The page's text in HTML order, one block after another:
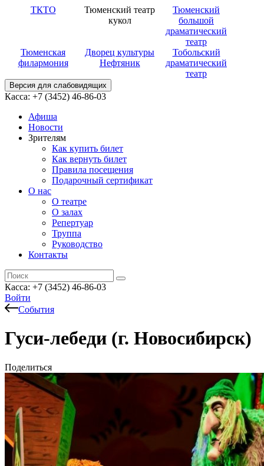
ТКТО
Тюменский театр
кукол
Тюменский
большой
драматический
театр
Тюменская
филармония
Дворец культуры
Нефтяник
Тобольский
драматический
театр
Версия для слабовидящих
Касса: +7 (3452) 46-86-03
Афиша
Новости
Зрителям
Как купить билет
Как вернуть билет
Правила посещения
Подарочный сертификат
О нас
О театре
О залах
Репертуар
Труппа
Руководство
Контакты
Касса: +7 (3452) 46-86-03
Войти
События
Гуси-лебеди (г. Новосибирск)
Поделиться